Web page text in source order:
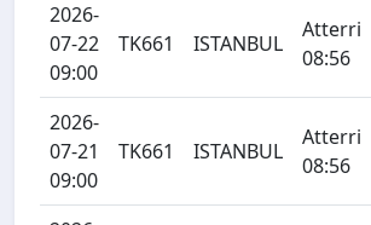
2026-
07-22
09:00
TK661 ISTANBUL
Atterri
08:56
2026-
07-21
09:00
TK661 ISTANBUL
Atterri
08:56